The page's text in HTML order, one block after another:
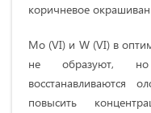
коричневое
Mo (VI) и W (VI) в
не образуют,
восстанавливаются
повысить